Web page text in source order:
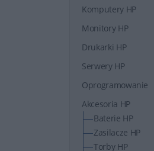
Komputery HP
Monitory HP
Drukarki HP
Serwery HP
Oprogramowanie
Akcesoria HP
Baterie HP
Zasilacze HP
Torby HP